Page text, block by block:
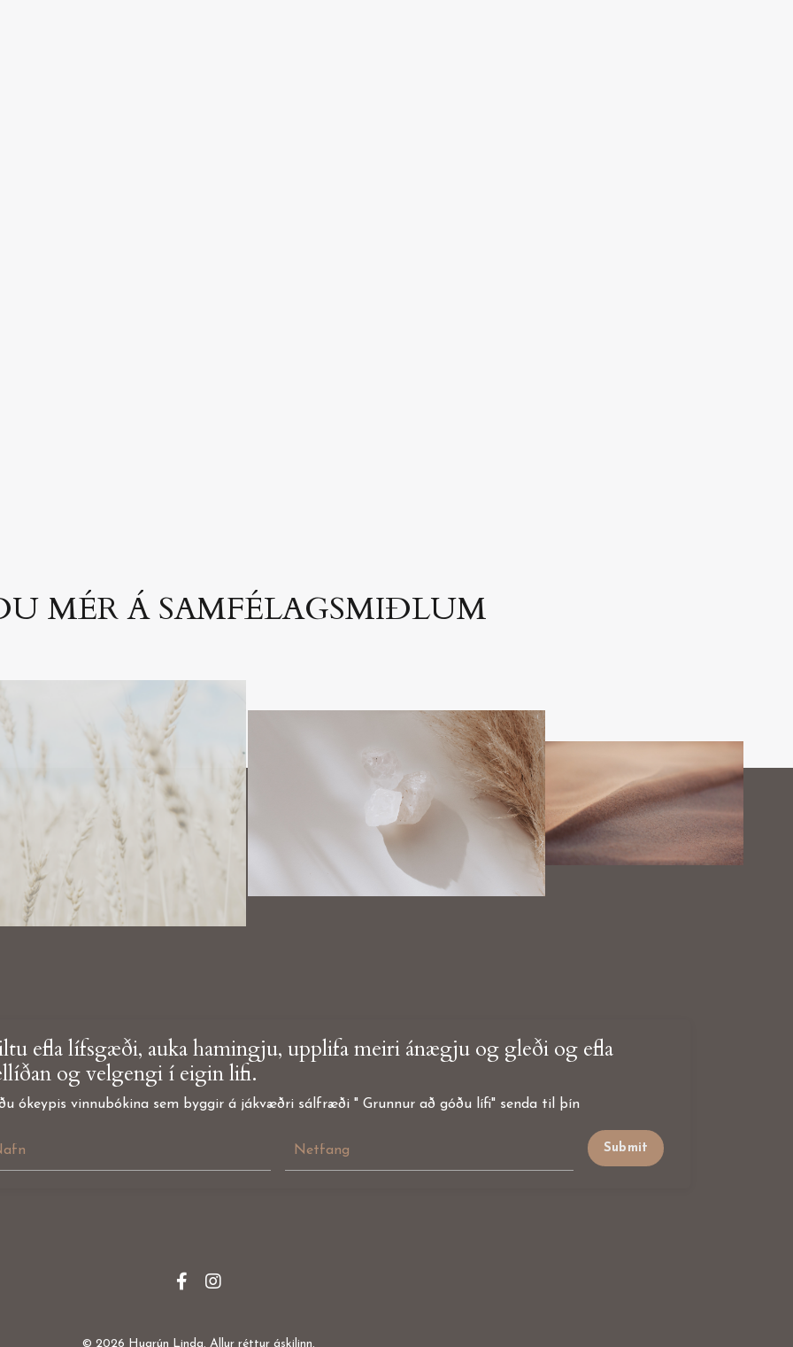
MÉR Á SAMFÉLAGSMIÐLUM
efla lífsgæði, auka hamingju, upplifa meiri ánægju og gleði og efla
og velgengi í eigin lifi.
ókeypis vinnubókina sem byggir á jákvæðri sálfræði " Grunnur að góðu lífi" senda til þín
Submit
© 2026 Hugrún Linda. Allur réttur áskilinn.